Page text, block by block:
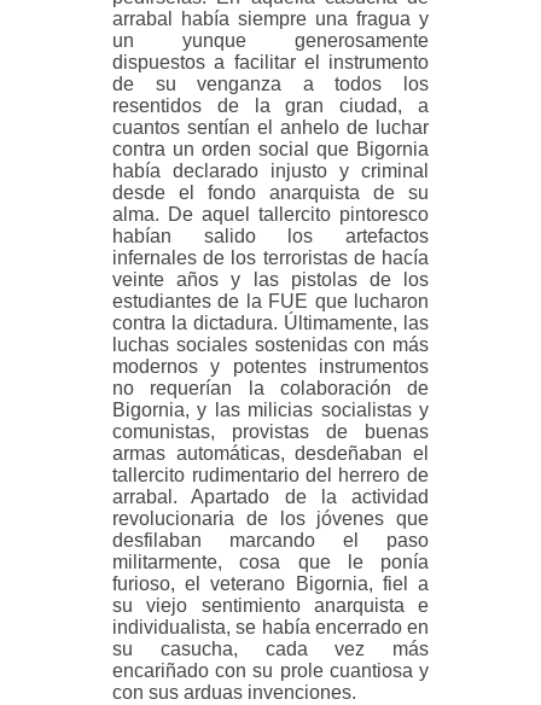
arrabal había siempre una fragua y
un yunque generosamente
dispuestos a facilitar el instrumento
de su venganza a todos los
resentidos de la gran ciudad, a
cuantos sentían el anhelo de luchar
contra un orden social que Bigornia
había declarado injusto y criminal
desde el fondo anarquista de su
alma. De aquel tallercito pintoresco
habían salido los artefactos
infernales de los terroristas de hacía
veinte años y las pistolas de los
estudiantes de la FUE que lucharon
contra la dictadura. Últimamente, las
luchas sociales sostenidas con más
modernos y potentes instrumentos
no requerían la colaboración de
Bigornia, y las milicias socialistas y
comunistas, provistas de buenas
armas automáticas, desdeñaban el
tallercito rudimentario del herrero de
arrabal. Apartado de la actividad
revolucionaria de los jóvenes que
desfilaban marcando el paso
militarmente, cosa que le ponía
furioso, el veterano Bigornia, fiel a
su viejo sentimiento anarquista e
individualista, se había encerrado en
su casucha, cada vez más
encariñado con su prole cuantiosa y
con sus arduas invenciones.